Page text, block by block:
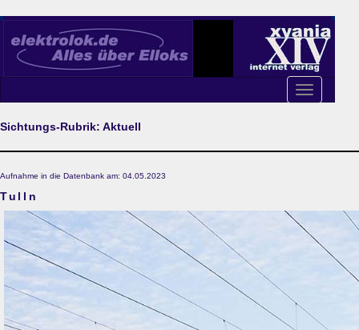
Toggle
navigation
Sichtungs-Rubrik: Aktuell
Aufnahme in die Datenbank am: 04.05.2023
Tulln